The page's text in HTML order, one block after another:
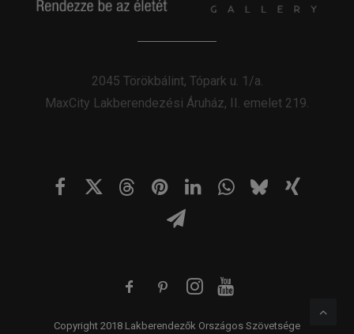
2045 Törökbálint, Tópark u. 1/a.
MaxCity Lakberendezési Áruház, II. emelet 219.
Copyright 2018 Lakberendezők Országos Szövetsége